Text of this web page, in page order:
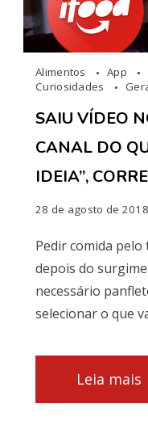
Alimentos App
Curiosidades
SAIU VÍDEO
CANAL DO
IDEIA”,
28 de agosto de 2018
Pedir comida pelo
depois do
necessário
selecionar o que
Leia mais